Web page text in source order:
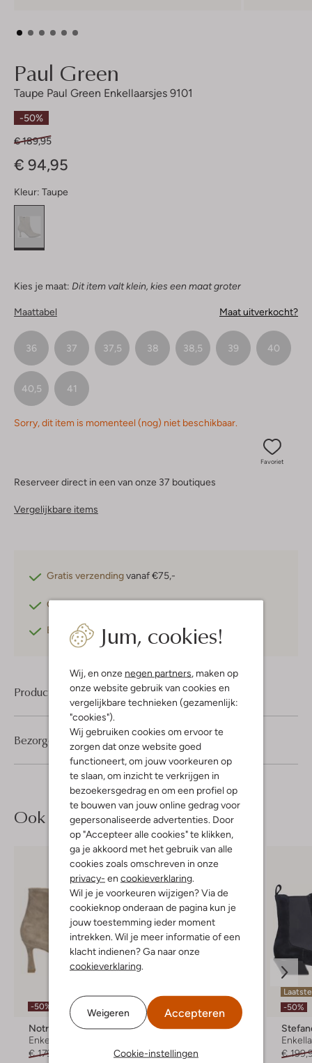
Jum, cookies!
Wij, en onze negen partners, maken op
onze website gebruik van cookies en
vergelijkbare technieken (gezamenlijk:
"cookies").
Wij gebruiken cookies om ervoor te
zorgen dat onze website goed
functioneert, om jouw voorkeuren op
te slaan, om inzicht te verkrijgen in
bezoekersgedrag en om een profiel op
te bouwen van jouw online gedrag voor
gepersonaliseerde advertenties. Door
op "Accepteer alle cookies" te klikken,
ga je akkoord met het gebruik van alle
cookies zoals omschreven in onze
privacy- en cookieverklaring.
Wil je je voorkeuren wijzigen? Via de
cookieknop onderaan de pagina kun je
jouw toestemming ieder moment
intrekken. Wil je meer informatie of een
klacht indienen? Ga naar onze
cookieverklaring.
Weigeren Accepteren
Cookie-instellingen
Paul Green
Taupe Paul Green Enkellaarsjes 9101
-50%
€ 189,95
€ 94,95
Kleur: Taupe
Kies je maat: Dit item valt klein, kies een maat groter
Maattabel Maat uitverkocht?
36 37 37,5 38 38,5 39 40
40,5 41
Sorry, dit item is momenteel (nog) niet beschikbaar.
Favoriet
Reserveer direct in een van onze 37 boutiques
Vergelijkbare items
Gratis verzendingvanaf €75,-
Gratis retournerenbinnen 30 dagen*
Betaal achteraf
Product informatie
Bezorgen & retourneren
Ook iets voor jou?
-50% Nieuw
Notre-V
Enkellaarsjes
€ 179,99
Lina Locchi
€ 249,99
-50%
€